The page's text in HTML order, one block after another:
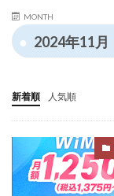
MONTH
2024年11月
新着順 人気順